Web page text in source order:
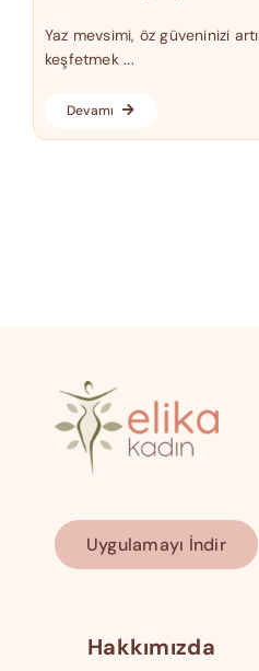
Yaz mevsimi, öz güveninizi
keşfetmek ...
Devamı
Uygulamayı İndir
Hakkımızda